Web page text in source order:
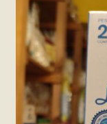
Carrito
Cart
Checkout